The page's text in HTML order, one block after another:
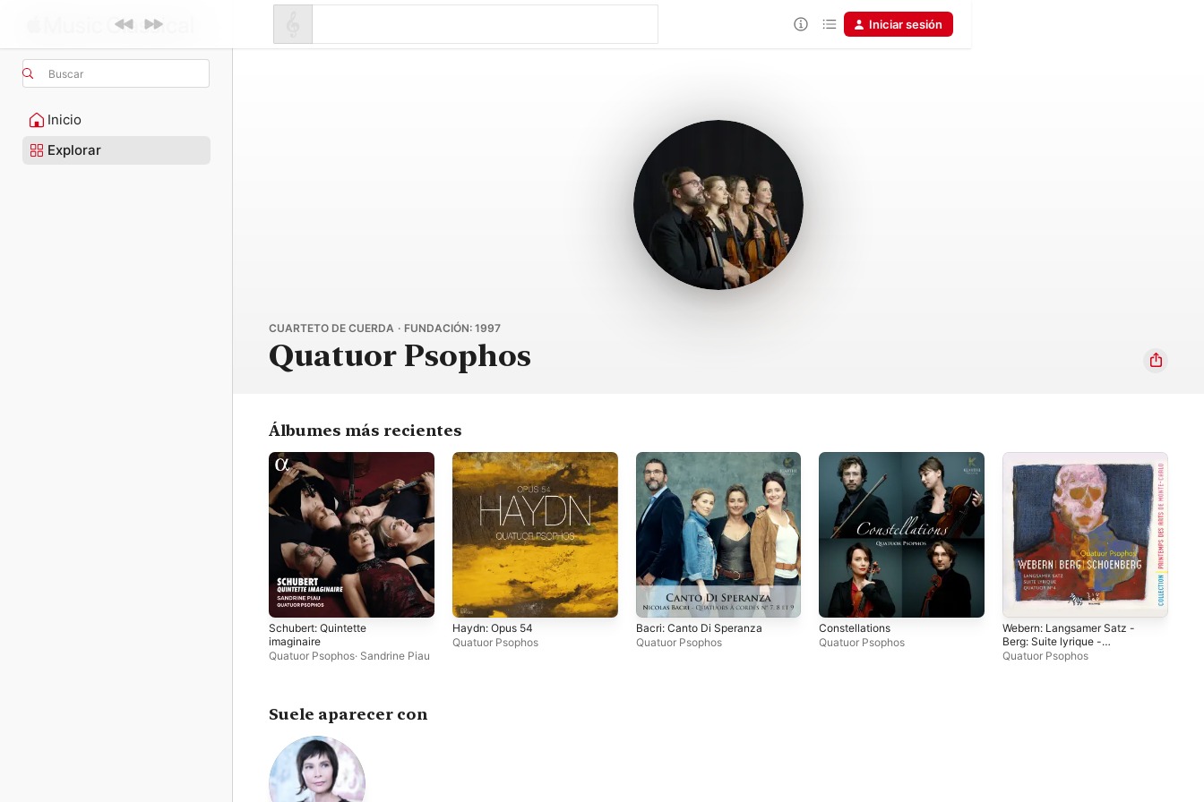
Buscar
Inicio
Explorar
Iniciar sesión
CUARTETO DE CUERDA · FUNDACIÓN: 1997
Quatuor Psophos
Álbumes más recientes
Schubert: Quintette
imaginaire
Quatuor Psophos· Sandrine Piau
Haydn: Opus 54
Quatuor Psophos
Bacri: Canto Di Speranza
Quatuor Psophos
Constellations
Quatuor Psophos
Webern: Langsamer Satz -
Berg: Suite lyrique -
Schönberg: Quatuor No. 4
Quatuor Psophos
Suele aparecer con